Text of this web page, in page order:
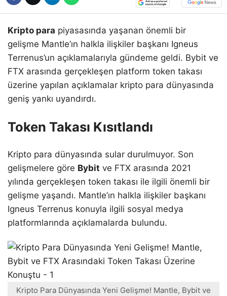
Kripto para piyasasında yaşanan önemli bir
gelişme Mantle’ın halkla ilişkiler başkanı Igneus
Terrenus’un açıklamalarıyla gündeme geldi. Bybit ve
FTX arasında gerçekleşen platform token takası
üzerine yapılan açıklamalar kripto para dünyasında
geniş yankı uyandırdı.
Token Takası Kısıtlandı
Kripto para dünyasında sular durulmuyor. Son
gelişmelere göre Bybit ve FTX arasında 2021
yılında gerçekleşen token takası ile ilgili önemli bir
gelişme yaşandı. Mantle’ın halkla ilişkiler başkanı
Igneus Terrenus konuyla ilgili sosyal medya
platformlarında açıklamalarda bulundu.
Kripto Para Dünyasında Yeni Gelişme! Mantle, Bybit ve